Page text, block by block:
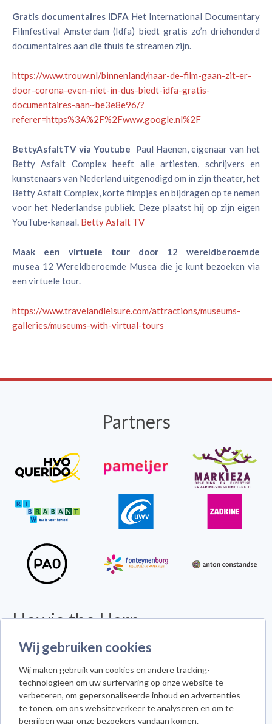
Wij gebruiken cookies
Wij maken gebruik van cookies en andere tracking-
technologieën om uw surfervaring op onze website te
verbeteren, om gepersonaliseerde inhoud en advertenties
te tonen, om ons websiteverkeer te analyseren en om te
begrijpen waar onze bezoekers vandaan komen.
Gratis documentaires IDFA Het International Documentary
Filmfestival Amsterdam (Idfa) biedt gratis zo’n driehonderd
documentaires aan die thuis te streamen zijn.
https://www.trouw.nl/binnenland/naar-de-film-gaan-zit-er-
door-corona-even-niet-in-dus-biedt-idfa-gratis-
documentaires-aan~be3e8e96/?
referer=https%3A%2F%2Fwww.google.nl%2F
BettyAsfaltTV via Youtube Paul Haenen, eigenaar van het
Betty Asfalt Complex heeft alle artiesten, schrijvers en
kunstenaars van Nederland uitgenodigd om in zijn theater, het
Betty Asfalt Complex, korte filmpjes en bijdragen op te nemen
voor het Nederlandse publiek. Deze plaatst hij op zijn eigen
YouTube-kanaal. Betty Asfalt TV
Maak een virtuele tour door 12 wereldberoemde
musea 12 Wereldberoemde Musea die je kunt bezoeken via
een virtuele tour.
https://www.travelandleisure.com/attractions/museums-
galleries/museums-with-virtual-tours
Partners
Howie the Harp
© 2026 - Alle rechten voorbehouden -Disclaimer
Cookie instellingen